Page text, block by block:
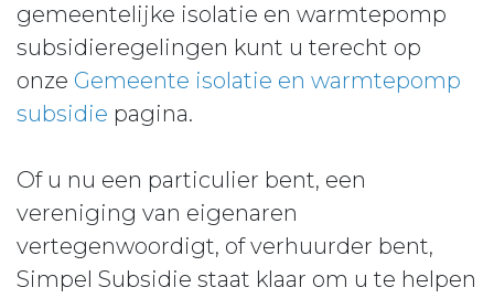
gemeentelijke isolatie en warmtepomp
subsidieregelingen kunt u terecht op
onze Gemeente isolatie en warmtepomp
subsidie pagina.
Of u nu een particulier bent, een
vereniging van eigenaren
vertegenwoordigt, of verhuurder bent,
Simpel Subsidie staat klaar om u te helpen